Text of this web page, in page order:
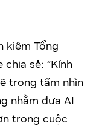
kiêm Tổng
sẻ: “Kính
trong tầm nhìn
nhằm đưa AI
trong cuộc